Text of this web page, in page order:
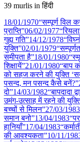
39 murlis inहिंदी
18/01/1970“सम्पूर्ण विल
प्राप्ति”06/02/1977
गुह्य गति”14/12/1978
युक्ति”02/01/1979
समीपता है”18/01/1980
शिक्षायें”21/01/1980“बाप
को सहज करने की युक्ति
पसन्द, मन पसन्द कैसे बनें?”
दो”14/03/1982“बापदादा
उमंग-उत्साह में रहने की
बच्चों से मिलन”27/03/1983
समान बनो”13/04/1983
हानियाँ”17/04/1983
की आवश्यकता”10/11/